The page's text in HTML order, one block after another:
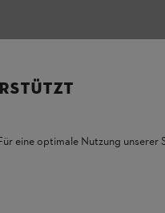
eine optimale Nutzung unserer